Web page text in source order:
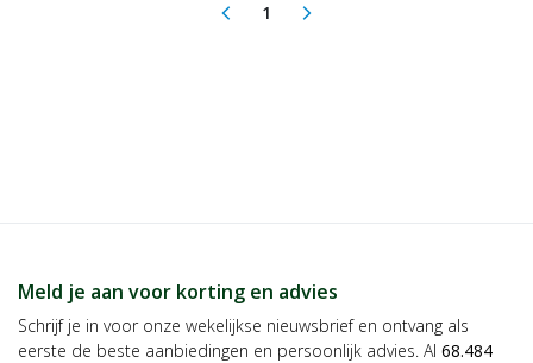
arrow_back_ios 1(current)
arrow_forward_ios
Meld je aan voor korting en advies
Schrijf je in voor onze wekelijkse nieuwsbrief en ontvang als
eerste de beste aanbiedingen en persoonlijk advies. Al 68.484